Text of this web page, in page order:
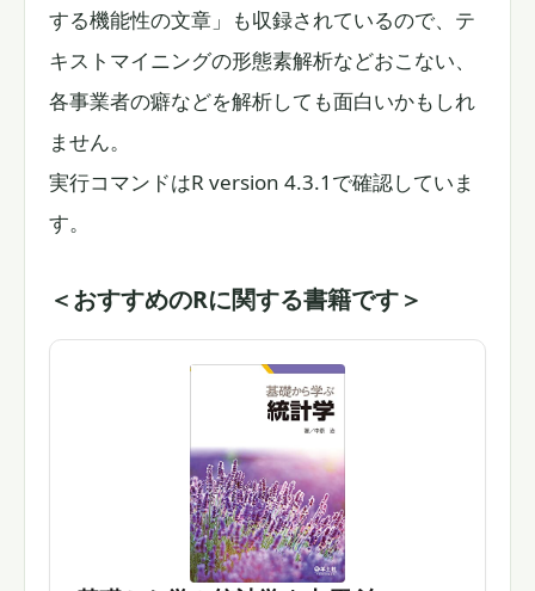
する機能性の文章」も収録されているので、テ
キストマイニングの形態素解析などおこない、
各事業者の癖などを解析しても面白いかもしれ
ません。
実行コマンドはR version 4.3.1で確認していま
す。
＜おすすめのRに関する書籍です＞